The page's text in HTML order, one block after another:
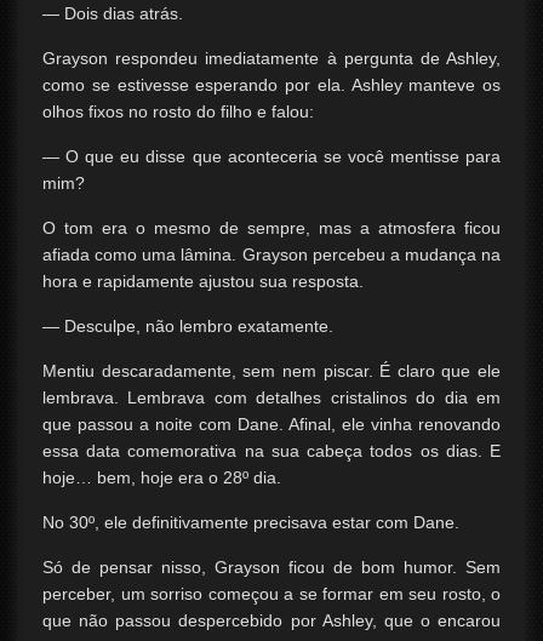
— Dois dias atrás.
Grayson respondeu imediatamente à pergunta de Ashley,
como se estivesse esperando por ela. Ashley manteve os
olhos fixos no rosto do filho e falou:
— O que eu disse que aconteceria se você mentisse para
mim?
O tom era o mesmo de sempre, mas a atmosfera ficou
afiada como uma lâmina. Grayson percebeu a mudança na
hora e rapidamente ajustou sua resposta.
— Desculpe, não lembro exatamente.
Mentiu descaradamente, sem nem piscar. É claro que ele
lembrava. Lembrava com detalhes cristalinos do dia em
que passou a noite com Dane. Afinal, ele vinha renovando
essa data comemorativa na sua cabeça todos os dias. E
hoje… bem, hoje era o 28º dia.
No 30º, ele definitivamente precisava estar com Dane.
Só de pensar nisso, Grayson ficou de bom humor. Sem
perceber, um sorriso começou a se formar em seu rosto, o
que não passou despercebido por Ashley, que o encarou